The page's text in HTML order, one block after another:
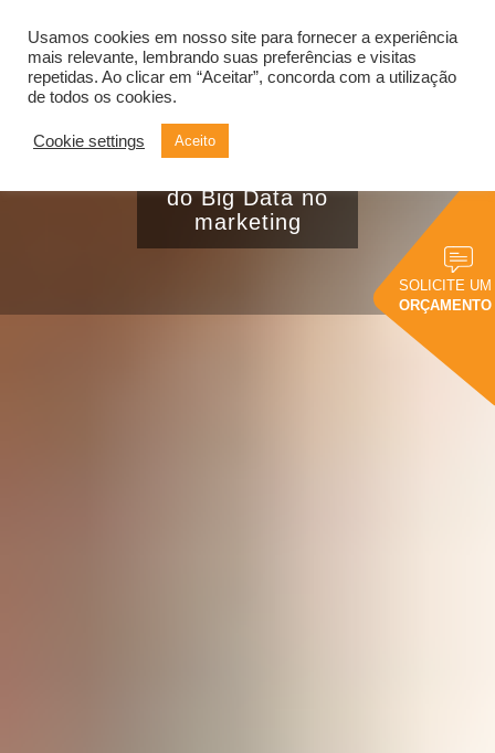
SOLICITE UM
ORÇAMENTO
Alternar
Descubra as 8
do Big Data no
marketing
Usamos cookies em nosso site para fornecer a experiência
mais relevante, lembrando suas preferências e visitas
repetidas. Ao clicar em “Aceitar”, concorda com a utilização
de todos os cookies.
Cookie settings Aceito